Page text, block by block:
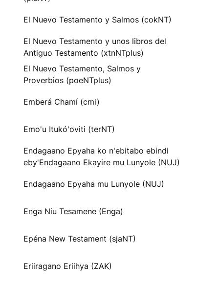
El Nuevo Testamento y Salmos (cokNT)
El Nuevo Testamento y unos libros del
Antiguo Testamento (xtnNTplus)
El Nuevo Testamento, Salmos y
Proverbios (poeNTplus)
Emberá Chamí (cmi)
Emo'u Itukó'oviti (terNT)
Endagaano Epyaha ko n'ebitabo ebindi
eby'Endagaano Ekayire mu Lunyole (NUJ)
Endagaano Epyaha mu Lunyole (NUJ)
Enga Niu Tesamene (Enga)
Epéna New Testament (sjaNT)
Eriiragano Eriihya (ZAK)